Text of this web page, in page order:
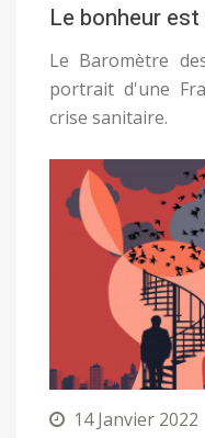
Le bonheur
Le Baromètre
portrait d'une
crise sanitaire.
14 Janvier 2022